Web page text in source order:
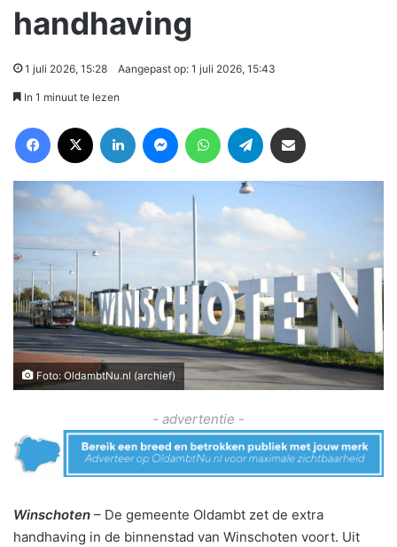
handhaving
1 juli 2026, 15:28 Aangepast op: 1 juli 2026, 15:43
In 1 minuut te lezen
Foto: OldambtNu.nl (archief)
- advertentie -
Winschoten – De gemeente Oldambt zet de extra
handhaving in de binnenstad van Winschoten voort. Uit